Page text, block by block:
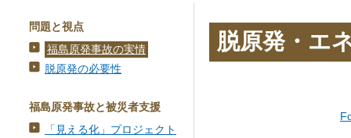
問題と視点
福島原発事故の実情
脱原発の必要性
福島原発事故と被災者支援
「見える化」プロジェクト
脱原発・エ